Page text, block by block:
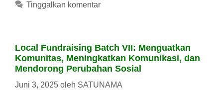
Tinggalkan komentar
Local Fundraising Batch VII: Menguatkan
Komunitas, Meningkatkan Komunikasi, dan
Mendorong Perubahan Sosial
Juni 3, 2025 oleh SATUNAMA